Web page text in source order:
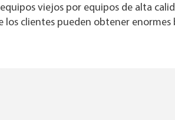
viejos por equipos de alta
clientes pueden obtener enormes